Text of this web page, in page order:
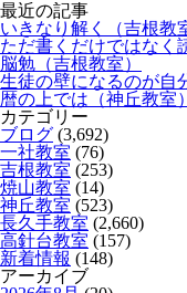
最近の記事
いきなり解く（吉根教
ただ書くだけではなく
脳勉（吉根教室）
生徒の壁になるのが自
暦の上では（神丘教室）
カテゴリー
ブログ (3,692)
一社教室 (76)
吉根教室 (253)
焼山教室 (14)
神丘教室 (523)
長久手教室 (2,660)
高針台教室 (157)
新着情報 (148)
アーカイブ